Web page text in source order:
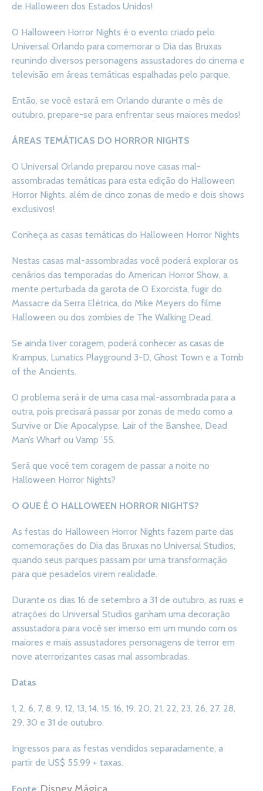
de Halloween dos Estados Unidos!
O Halloween Horror Nights é o evento criado pelo
Universal Orlando para comemorar o Dia das Bruxas
reunindo diversos personagens assustadores do cinema e
televisão em áreas temáticas espalhadas pelo parque.
Então, se você estará em Orlando durante o mês de
outubro, prepare-se para enfrentar seus maiores medos!
ÁREAS TEMÁTICAS DO HORROR NIGHTS
O Universal Orlando preparou nove casas mal-
assombradas temáticas para esta edição do Halloween
Horror Nights, além de cinco zonas de medo e dois shows
exclusivos!
Conheça as casas temáticas do Halloween Horror Nights
Nestas casas mal-assombradas você poderá explorar os
cenários das temporadas do American Horror Show, a
mente perturbada da garota de O Exorcista, fugir do
Massacre da Serra Elétrica, do Mike Meyers do filme
Halloween ou dos zombies de The Walking Dead.
Se ainda tiver coragem, poderá conhecer as casas de
Krampus, Lunatics Playground 3-D, Ghost Town e a Tomb
of the Ancients.
O problema será ir de uma casa mal-assombrada para a
outra, pois precisará passar por zonas de medo como a
Survive or Die Apocalypse, Lair of the Banshee, Dead
Man’s Wharf ou Vamp ’55.
Será que você tem coragem de passar a noite no
Halloween Horror Nights?
O QUE É O HALLOWEEN HORROR NIGHTS?
As festas do Halloween Horror Nights fazem parte das
comemorações do Dia das Bruxas no Universal Studios,
quando seus parques passam por uma transformação
para que pesadelos virem realidade.
Durante os dias 16 de setembro a 31 de outubro, as ruas e
atrações do Universal Studios ganham uma decoração
assustadora para você ser imerso em um mundo com os
maiores e mais assustadores personagens de terror em
nove aterrorizantes casas mal assombradas.
Datas
1, 2, 6, 7, 8, 9, 12, 13, 14, 15, 16, 19, 20, 21, 22, 23, 26, 27, 28,
29, 30 e 31 de outubro.
Ingressos para as festas vendidos separadamente, a
partir de US$ 55.99 + taxas.